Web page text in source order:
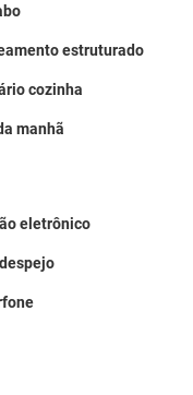
estruturado
cozinha
manhã
eletrônico